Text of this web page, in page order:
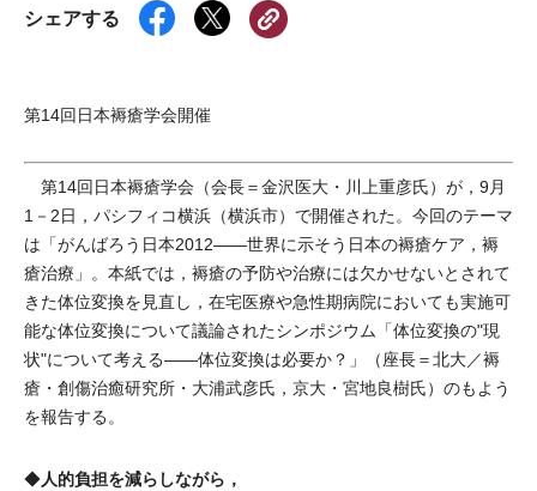
シェアする
第14回日本褥瘡学会開催
第14回日本褥瘡学会（会長＝金沢医大・川上重彦氏）が，9月
1－2日，パシフィコ横浜（横浜市）で開催された。今回のテーマ
は「がんばろう日本2012――世界に示そう日本の褥瘡ケア，褥
瘡治療」。本紙では，褥瘡の予防や治療には欠かせないとされて
きた体位変換を見直し，在宅医療や急性期病院においても実施可
能な体位変換について議論されたシンポジウム「体位変換の"現
状"について考える――体位変換は必要か？」（座長＝北大／褥
瘡・創傷治癒研究所・大浦武彦氏，京大・宮地良樹氏）のもよう
を報告する。
◆人的負担を減らしながら，